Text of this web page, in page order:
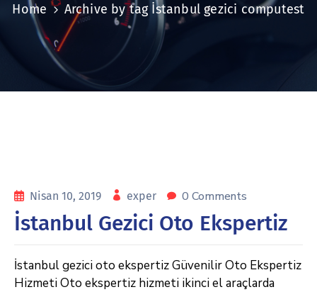
Home Archive by tag İstanbul gezici computest
Nisan 10, 2019 exper 0 Comments
İstanbul Gezici Oto Ekspertiz
İstanbul gezici oto ekspertiz Güvenilir Oto Ekspertiz
Hizmeti Oto ekspertiz hizmeti ikinci el araçlarda